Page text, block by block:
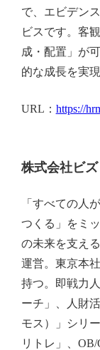
で、エビデン
ビスです。客
成・配置」が
的な成長を実現
URL： https://
株式会社ビ
「すべての人
つくる」をミ
の未来を支え
運営。東京本
持つ。即戦力
ーチ」、人財
モス）」シリ
リトレ」、